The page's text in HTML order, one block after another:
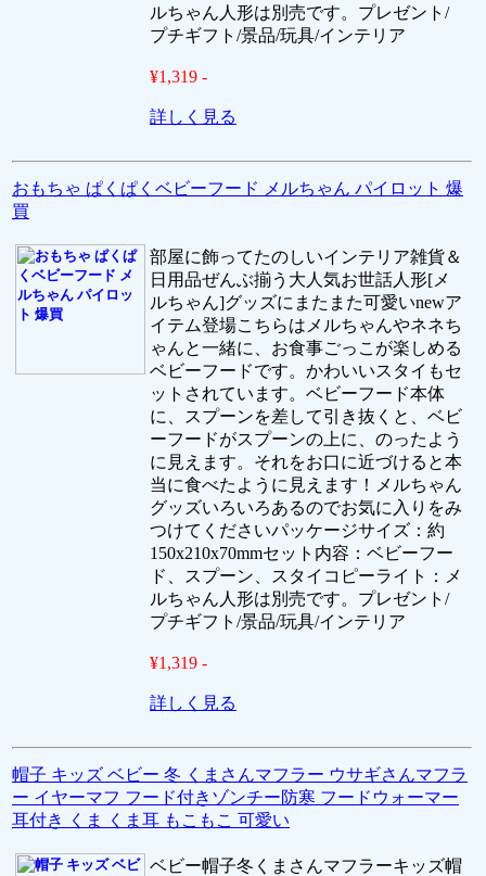
ルちゃん人形は別売です。プレゼント/
プチギフト/景品/玩具/インテリア
¥1,319 -
詳しく見る
おもちゃ ぱくぱくベビーフード メルちゃん パイロット 爆
買
部屋に飾ってたのしいインテリア雑貨＆
日用品ぜんぶ揃う大人気お世話人形[メ
ルちゃん]グッズにまたまた可愛いnewア
イテム登場こちらはメルちゃんやネネち
ゃんと一緒に、お食事ごっこが楽しめる
ベビーフードです。かわいいスタイもセ
ットされています。ベビーフード本体
に、スプーンを差して引き抜くと、ベビ
ーフードがスプーンの上に、のったよう
に見えます。それをお口に近づけると本
当に食べたように見えます！メルちゃん
グッズいろいろあるのでお気に入りをみ
つけてくださいパッケージサイズ：約
150x210x70mmセット内容：ベビーフー
ド、スプーン、スタイコピーライト：メ
ルちゃん人形は別売です。プレゼント/
プチギフト/景品/玩具/インテリア
¥1,319 -
詳しく見る
帽子 キッズ ベビー 冬 くまさんマフラー ウサギさんマフラ
ー イヤーマフ フード付きゾンチー防寒 フードウォーマー
耳付き くま くま耳 もこもこ 可愛い
ベビー帽子冬くまさんマフラーキッズ帽